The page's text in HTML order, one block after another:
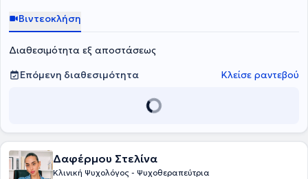
Βιντεοκλήση
Διαθεσιμότητα εξ αποστάσεως
Επόμενη διαθεσιμότητα
Κλείσε ραντεβού
Δαφέρμου Στελίνα
Κλινική Ψυχολόγος - Ψυχοθεραπεύτρια